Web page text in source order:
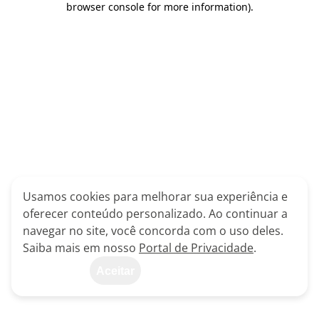
browser console for more information).
Usamos cookies para melhorar sua experiência e
oferecer conteúdo personalizado. Ao continuar a
navegar no site, você concorda com o uso deles.
Saiba mais em nosso Portal de Privacidade.